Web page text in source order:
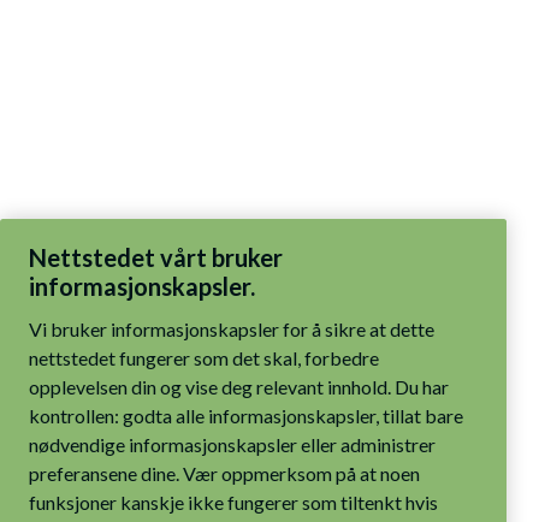
Nettstedet vårt bruker
informasjonskapsler.
nettstedet fungerer som det skal, forbedre
opplevelsen din og vise deg relevant innhold. Du har
kontrollen: godta alle informasjonskapsler, tillat bare
nødvendige informasjonskapsler eller administrer
preferansene dine. Vær oppmerksom på at noen
funksjoner kanskje ikke fungerer som tiltenkt hvis